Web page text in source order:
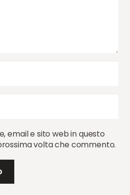
email e sito web in questo
volta che commento.